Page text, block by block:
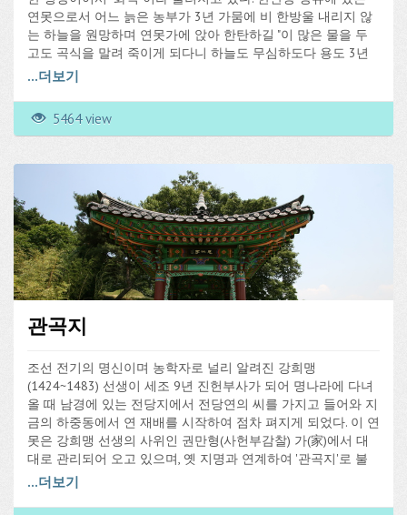
연못으로서 어느 늙은 농부가 3년 가뭄에 비 한방울 내리지 않
는 하늘을 원망하며 연못가에 앉아 한탄하길 "이 많은 물을 두
고도 곡식을 말려 죽이게 되다니 하늘도 무심하도다 용도 3년
간 낮잠만 자는가 보다"하니 물이 왈칵 뒤집어지면서 용의 머리
가 나오며 꼬리를 치며 하늘에 오르니 그날 밤부터 비가 내려
풍년이 들었다고 전한다. 이때부터 가뭄이 지면 이 곳에 와서 기
우제를 지내는 풍습이 생겼다고 한다.
...더보기
5464 view
관곡지
조선 전기의 명신이며 농학자로 널리 알려진 강희맹
(1424~1483) 선생이 세조 9년 진헌부사가 되어 명나라에 다녀
올 때 남경에 있는 전당지에서 전당연의 씨를 가지고 들어와 지
금의 하중동에서 연 재배를 시작하여 점차 펴지게 되었다. 이 연
못은 강희맹 선생의 사위인 권만형(사헌부감찰) 가(家)에서 대
대로 관리되어 오고 있으며, 옛 지명과 연계하여 '관곡지'로 불
린다.
...더보기